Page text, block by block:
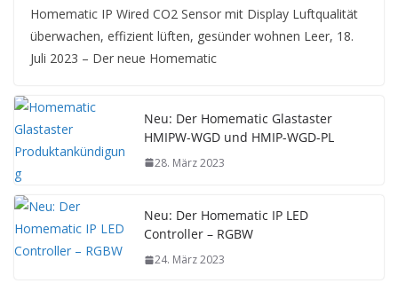
Homematic IP Wired CO2 Sensor mit Display Luftqualität
überwachen, effizient lüften, gesünder wohnen Leer, 18.
Juli 2023 – Der neue Homematic
Neu: Der Homematic Glastaster
HMIPW-WGD und HMIP-WGD-PL
28. März 2023
Neu: Der Homematic IP LED
Controller – RGBW
24. März 2023